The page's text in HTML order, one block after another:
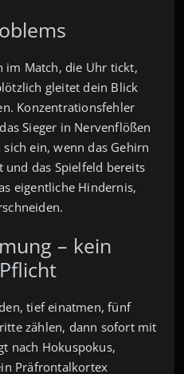
Match, die Uhr tickt,
gleitet dein Blick
Konzentrationsfehler
Sieger in Nervenflößen
ein, wenn das Gehirn
und das Spielfeld bereits
eigentliche Hindernis,
– kein
tief einatmen, fünf
zählen, dann sofort mit
nach Hokuspokus,
Präfrontalkortex